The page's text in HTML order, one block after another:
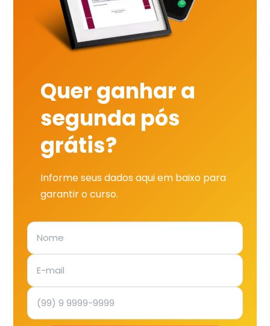
Quer ganhar a
segunda pós
grátis?
Informe seus dados aqui em baixo para
garantir o curso.